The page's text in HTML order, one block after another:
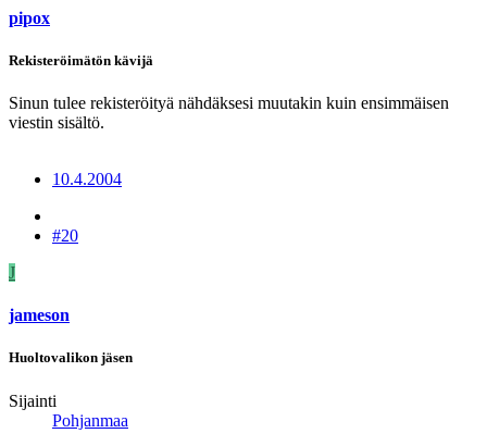
pipox
Rekisteröimätön kävijä
Sinun tulee rekisteröityä nähdäksesi muutakin kuin ensimmäisen
viestin sisältö.
10.4.2004
#20
J
jameson
Huoltovalikon jäsen
Sijainti
Pohjanmaa